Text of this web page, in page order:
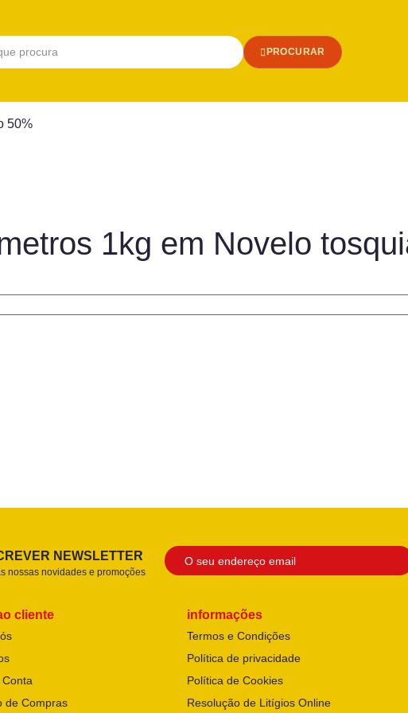
PROCURAR
50%
1kg em Novelo
NEWSLETTER
nossas novidades e promoções
cliente
de Compras
informações
Termos e Condições
Política de privacidade
Política de Cookies
Resolução de Litígios Online